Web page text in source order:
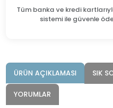
Tüm banka ve kredi
sistemi ile güvenle
ÜRÜN AÇIKLAMASI SIK
YORUMLAR